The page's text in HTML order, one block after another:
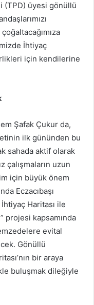
(TPD) üyesi gönüllü
İhtiyaç
için kendilerine
Şafak Çukur da,
ilk gününden bu
sahada aktif olarak
çalışmaların uzun
için büyük önem
Eczacıbaşı
İhtiyaç Haritası ile
projesi kapsamında
evital
Gönüllü
bir araya
buluşmak dileğiyle